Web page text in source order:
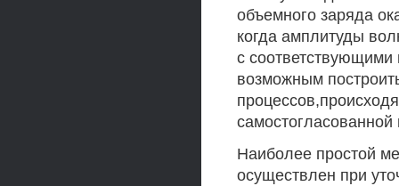
объемного заряда
когда амплитуды
с
возможным
самостогласованной
Наиболее простой
осуществлен при